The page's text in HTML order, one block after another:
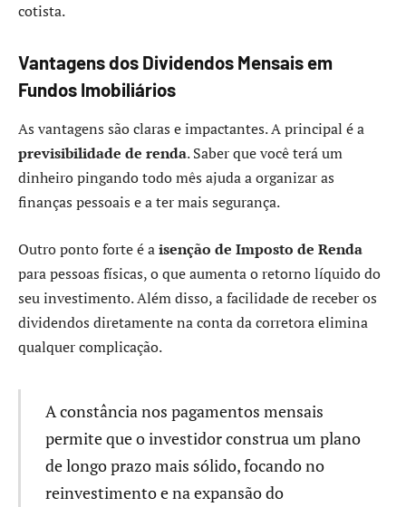
cotista.
Vantagens dos Dividendos Mensais em
Fundos Imobiliários
As vantagens são claras e impactantes. A principal é a
previsibilidade de renda. Saber que você terá um
dinheiro pingando todo mês ajuda a organizar as
finanças pessoais e a ter mais segurança.
Outro ponto forte é aisenção de Imposto de Renda
para pessoas físicas, o que aumenta o retorno líquido do
seu investimento. Além disso, a facilidade de receber os
dividendos diretamente na conta da corretora elimina
qualquer complicação.
A constância nos pagamentos mensais
permite que o investidor construa um plano
de longo prazo mais sólido, focando no
reinvestimento e na expansão do